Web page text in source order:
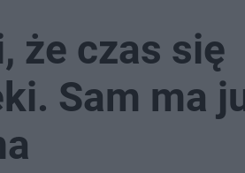
że czas się
Sam ma